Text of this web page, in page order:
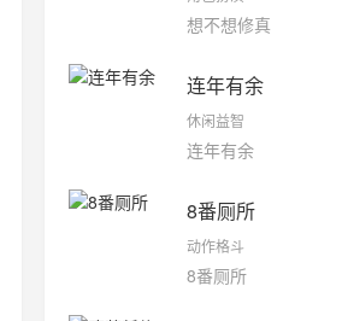
想不想修真
连年有余
休闲益智
连年有余
8番厕所
动作格斗
8番厕所